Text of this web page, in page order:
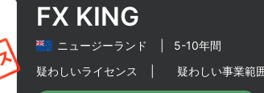
FX KING
ニュージーランド
5-10年間
疑わしいライセンス
疑わしい事業範